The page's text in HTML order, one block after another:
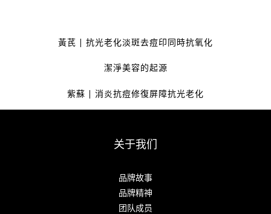
黃芪 | 抗光老化淡斑去痘印同時抗氧化
潔淨美容的起源
紫蘇 | 消炎抗痘修復屏障抗光老化
关于我们
品牌故事
品牌精神
团队成员